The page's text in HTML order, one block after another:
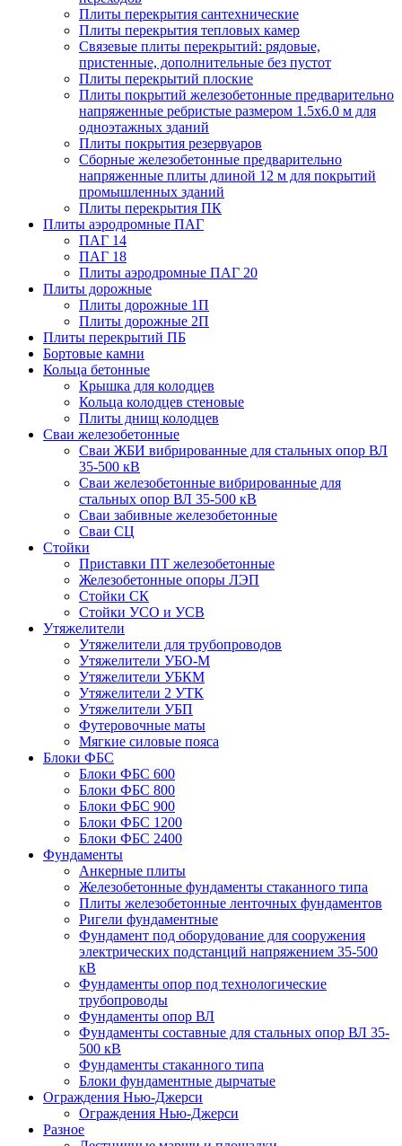
Плиты перекрытия сантехнические
Плиты перекрытия тепловых камер
Связевые плиты перекрытий: рядовые,
пристенные, дополнительные без пустот
Плиты перекрытий плоские
Плиты покрытий железобетонные предварительно
напряженные ребристые размером 1.5х6.0 м для
одноэтажных зданий
Плиты покрытия резервуаров
Сборные железобетонные предварительно
напряженные плиты длиной 12 м для покрытий
промышленных зданий
Плиты перекрытия ПК
Плиты аэродромные ПАГ
ПАГ 14
ПАГ 18
Плиты аэродромные ПАГ 20
Плиты дорожные
Плиты дорожные 1П
Плиты дорожные 2П
Плиты перекрытий ПБ
Бортовые камни
Кольца бетонные
Крышка для колодцев
Кольца колодцев стеновые
Плиты днищ колодцев
Сваи железобетонные
Сваи ЖБИ вибрированные для стальных опор ВЛ
35-500 кВ
Сваи железобетонные вибрированные для
стальных опор ВЛ 35-500 кВ
Сваи забивные железобетонные
Сваи СЦ
Стойки
Приставки ПТ железобетонные
Железобетонные опоры ЛЭП
Стойки СК
Стойки УСО и УСВ
Утяжелители
Утяжелители для трубопроводов
Утяжелители УБО-М
Утяжелители УБКМ
Утяжелители 2 УТК
Утяжелители УБП
Футеровочные маты
Мягкие силовые пояса
Блоки ФБС
Блоки ФБС 600
Блоки ФБС 800
Блоки ФБС 900
Блоки ФБС 1200
Блоки ФБС 2400
Фундаменты
Анкерные плиты
Железобетонные фундаменты стаканного типа
Плиты железобетонные ленточных фундаментов
Ригели фундаментные
Фундамент под оборудование для сооружения
электрических подстанций напряжением 35-500
кВ
Фундаменты опор под технологические
трубопроводы
Фундаменты опор ВЛ
Фундаменты составные для стальных опор ВЛ 35-
500 кВ
Фундаменты стаканного типа
Блоки фундаментные дырчатые
Ограждения Нью-Джерси
Ограждения Нью-Джерси
Разное